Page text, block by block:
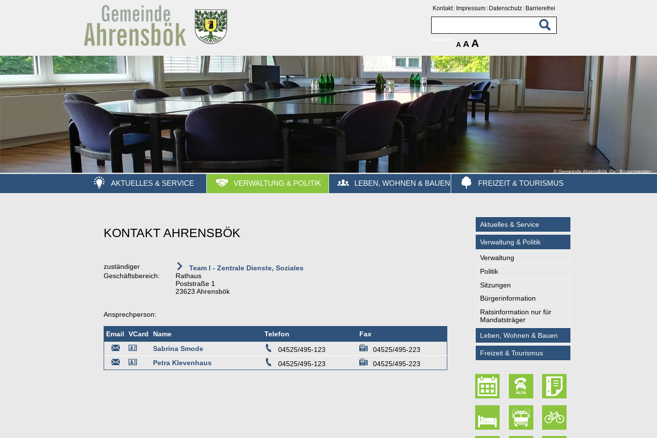
Kontakt Impressum Datenschutz Barrierefrei
A A A
© Gemeinde Ahrensbök -Der Bürgermeister-
AKTUELLES & SERVICE VERWALTUNG & POLITIK LEBEN, WOHNEN & BAUEN FREIZEIT & TOURISMUS
KONTAKT AHRENSBÖK
zuständiger
Geschäftsbereich:
Team I - Zentrale Dienste, Soziales
Rathaus
Poststraße 1
23623 Ahrensbök
Ansprechperson:
Email VCard Name Telefon
Fax
Sabrina Smode
04525/495-123
04525/495-223
Petra Klevenhaus
04525/495-123 04525/495-223
Aktuelles & Service
Verwaltung & Politik
Verwaltung
Politik
Sitzungen
Bürgerinformation
Ratsinformation nur für
Mandatsträger
Leben, Wohnen & Bauen
Freizeit & Tourismus